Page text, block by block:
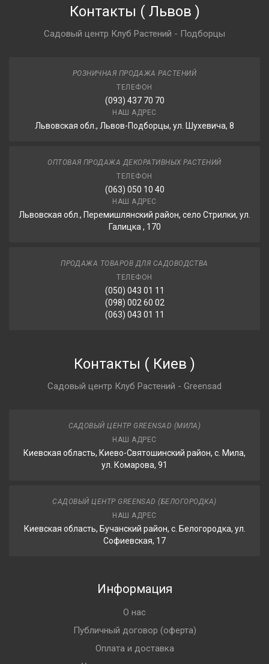
Контакты ( Львов )
Садовый центр Клуб Растений - Подборцы
РОЗНИЧНАЯ ПРОДАЖА РАСТЕНИЙ
ТЕЛЕФОН
(093) 437 70 70
НАШ АДРЕС
Львовская обл., Львов-Подборцы, ул. Шухевича, 8
ОПТОВАЯ ПРОДАЖА ДЕКОРАТИВНЫХ РАСТЕНИЙ
ТЕЛЕФОН
(063) 050 10 40
НАШ АДРЕС
Львовская обл., Перемишлянский район, село Стрилки, ул.
Галицка , 170
ПРОДАЖА ТОВАРОВ ДЛЯ САДОВОДСТВА
ТЕЛЕФОН
(050) 043 01 11
(098) 002 60 02
(063) 043 01 11
Контакты ( Киев )
Садовый центр Клуб Растений - Greensad
САДОВЫЙ ЦЕНТР GREENSAD (МИЛА)
НАШ АДРЕС
Киевская область, Киево-Святошинский район, с. Мила,
ул. Комарова, 91
САДОВЫЙ ЦЕНТР GREENSAD (БЕЛОГОРОДКА)
НАШ АДРЕС
Киевская область, Бучанский район, с. Белогородка, ул.
Софиевская, 17
Информация
О нас
Публичный договор (оферта)
Оплата и доставка